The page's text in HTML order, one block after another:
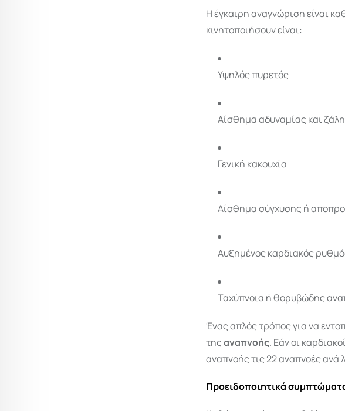
Η έγκαιρη αναγνώριση είναι
κινητοποιήσουν είναι:
Υψηλός πυρετός
Αίσθημα αδυναμίας και
Γενική κακουχία
Αίσθημα σύγχυσης ή
Αυξημένος καρδιακός
Ταχύπνοια ή θορυβώδης
Ένας απλός τρόπος για να
τηςαναπνοής. Εάν οι
αναπνοής τις 22 αναπνοές ανά
Προειδοποιητικά